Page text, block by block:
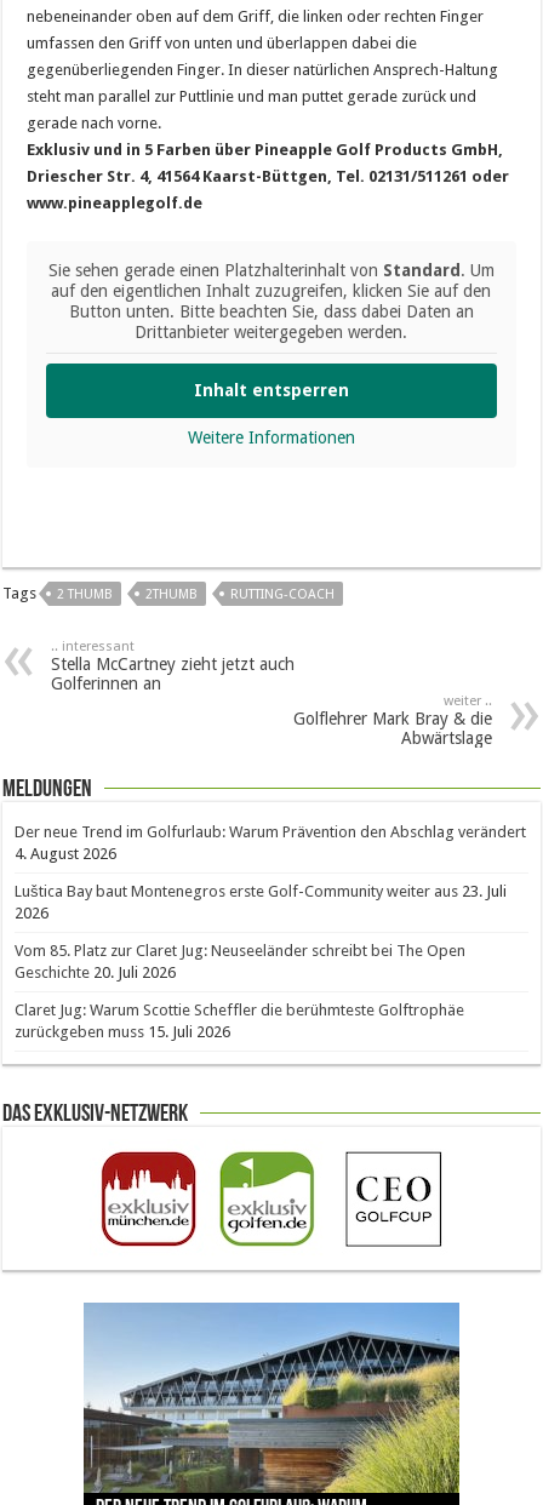
nebeneinander oben auf dem Griff, die linken oder rechten Finger
umfassen den Griff von unten und überlappen dabei die
gegenüberliegenden Finger. In dieser natürlichen Ansprech-Haltung
steht man parallel zur Puttlinie und man puttet gerade zurück und
gerade nach vorne.
Exklusiv und in 5 Farben über Pineapple Golf Products GmbH,
Driescher Str. 4, 41564 Kaarst-Büttgen, Tel. 02131/511261 oder
www.pineapplegolf.de
Sie sehen gerade einen Platzhalterinhalt von Standard. Um
auf den eigentlichen Inhalt zuzugreifen, klicken Sie auf den
Button unten. Bitte beachten Sie, dass dabei Daten an
Drittanbieter weitergegeben werden.
Inhalt entsperren
Weitere Informationen
Tags 2 THUMB 2THUMB RUTTING-COACH
.. interessant
Stella McCartney zieht jetzt auch
Golferinnen an
weiter ..
Golflehrer Mark Bray & die
Abwärtslage
Meldungen
Der neue Trend im Golfurlaub: Warum Prävention den Abschlag verändert
4. August 2026
Luštica Bay baut Montenegros erste Golf-Community weiter aus 23. Juli
2026
Vom 85. Platz zur Claret Jug: Neuseeländer schreibt bei The Open
Geschichte 20. Juli 2026
Claret Jug: Warum Scottie Scheffler die berühmteste Golftrophäe
zurückgeben muss 15. Juli 2026
Das Exklusiv-Netzwerk
The Open 2026 in Royal Birkdale: Warum der